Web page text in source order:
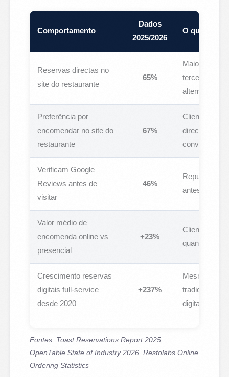
Comportamento
Dados
2025/2026
O que
Reservas directas no
site do restaurante
65%
Maioria não
terceiras
alternativa
Preferência por
encomendar no site do
restaurante
67%
Clientes
directamente
conveniente
Verificam Google
Reviews antes de
visitar
46%
Reputação
antes de
Valor médio de
encomenda online vs
presencial
+23%
Clientes
quando
Crescimento reservas
digitais full-service
desde 2020
+237%
Mesmo
tradicionais
digital
Fontes: Toast Reservations Report 2025,
OpenTable State of Industry 2026, Restolabs Online
Ordering Statistics